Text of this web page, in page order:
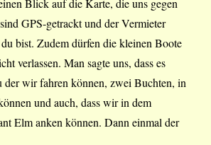
Blick auf die Karte, die uns gegen
GPS-getrackt und der Vermieter
bist. Zudem dürfen die kleinen Boote
verlassen. Man sagte uns, dass es
der wir fahren können, zwei Buchten, in
und auch, dass wir in dem
Elm anken können. Dann einmal der